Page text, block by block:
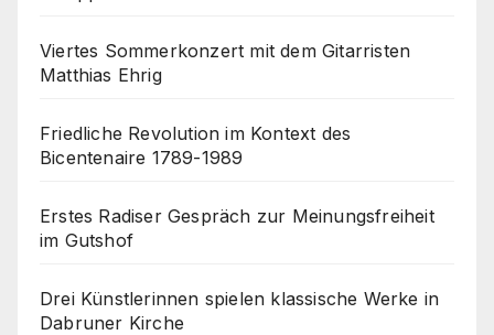
Viertes Sommerkonzert mit dem Gitarristen
Matthias Ehrig
Friedliche Revolution im Kontext des
Bicentenaire 1789-1989
Erstes Radiser Gespräch zur Meinungsfreiheit
im Gutshof
Drei Künstlerinnen spielen klassische Werke in
Dabruner Kirche